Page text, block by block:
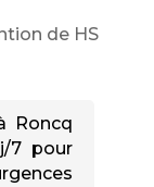
de HS
Roncq
7 pour